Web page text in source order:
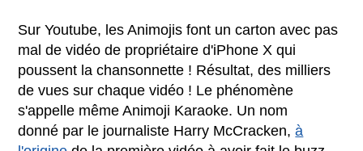
Sur Youtube, les Animojis font un carton avec pas
mal de vidéo de propriétaire d'iPhone X qui
poussent la chansonnette ! Résultat, des milliers
de vues sur chaque vidéo ! Le phénomène
s'appelle même Animoji Karaoke. Un nom
donné par le journaliste Harry McCracken,à